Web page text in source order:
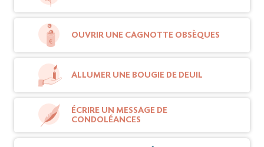
OUVRIR UNE CAGNOTTE OBSÈQUES
ALLUMER UNE BOUGIE DE DEUIL
ÉCRIRE UN MESSAGE DE
CONDOLÉANCES